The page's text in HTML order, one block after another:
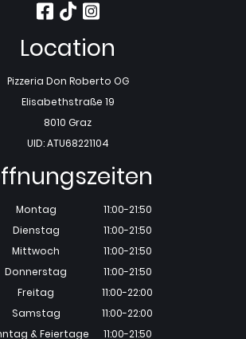
Location
Pizzeria Don Roberto OG
Elisabethstraße 19
8010 Graz
UID: ATU68221104
Montag
Dienstag
Mittwoch
Donnerstag
Freitag
Samstag
& Feiertage
11:00-21:50
11:00-21:50
11:00-21:50
11:00-21:50
11:00-22:00
11:00-22:00
11:00-21:50